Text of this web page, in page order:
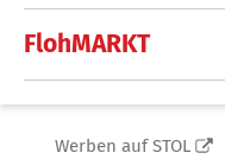
FlohMARKT
Werben auf STOL